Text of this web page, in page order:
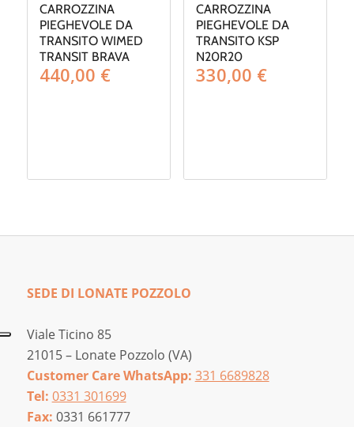
CARROZZINA
PIEGHEVOLE DA
TRANSITO WIMED
TRANSIT BRAVA
440,00 €
CARROZZINA
PIEGHEVOLE DA
TRANSITO KSP
N20R20
330,00 €
SEDE DI LONATE POZZOLO
Viale Ticino 85
21015 – Lonate Pozzolo (VA)
Customer Care WhatsApp: 331 6689828
Tel: 0331 301699
Fax: 0331 661777